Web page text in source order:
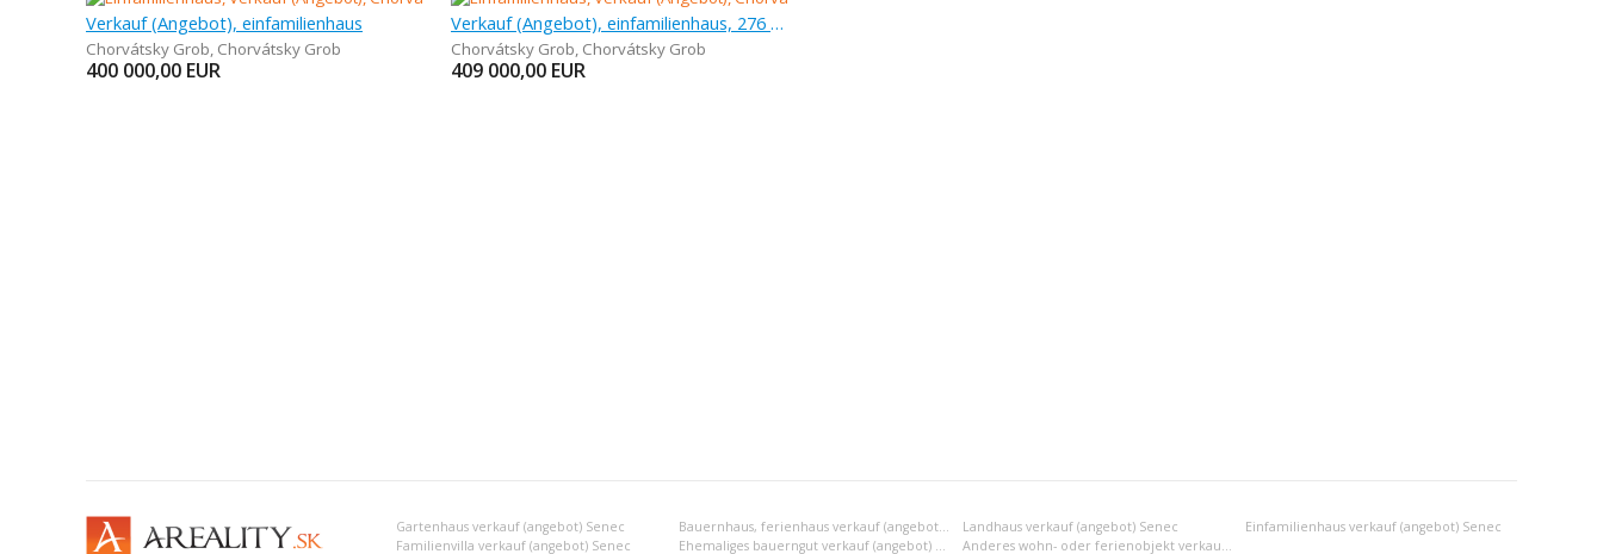
Verkauf (Angebot), einfamilienhaus
Chorvátsky Grob, Chorvátsky Grob
400 000,00 EUR
Verkauf (Angebot), einfamilienhaus, 276 m
Chorvátsky Grob, Chorvátsky Grob
409 000,00 EUR
Gartenhaus verkauf (angebot) Senec Bauernhaus, ferienhaus verkauf (angebot) Senec Landhaus verkauf (angebot) Senec
Einfamilienhaus verkauf (angebot) Senec
Familienvilla verkauf (angebot) Senec
Ehemaliges bauerngut verkauf (angebot) Senec Anderes wohn- oder ferienobjekt verkauf (angebot) Senec